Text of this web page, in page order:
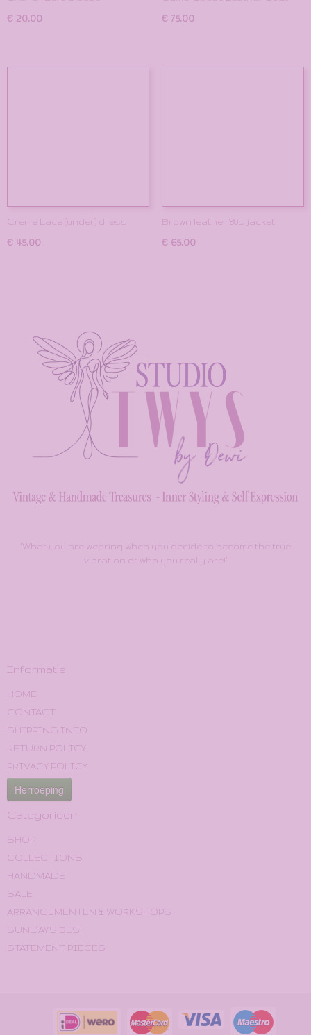
€ 20,00 € 75,00
Creme Lace (under) dress
€ 45,00
Brown leather '80s jacket
€ 65,00
"What you are wearing when you decide to become the true
vibration of who you really are!"
Informatie
HOME
CONTACT
SHIPPING INFO
RETURN POLICY
PRIVACY POLICY
Herroeping
Categorieën
SHOP
COLLECTIONS
HANDMADE
SALE
ARRANGEMENTEN & WORKSHOPS
SUNDAY'S BEST
STATEMENT PIECES